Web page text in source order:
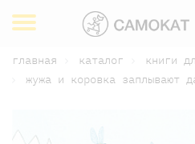
главная каталог
книги
жужа и коровка заплывают